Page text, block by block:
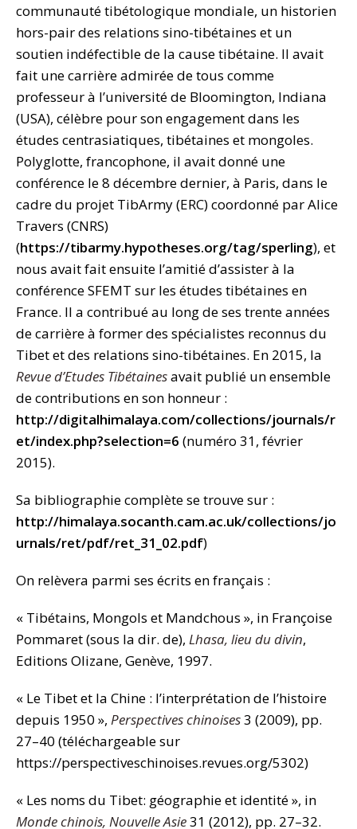
communauté tibétologique mondiale, un historien
hors-pair des relations sino-tibétaines et un
soutien indéfectible de la cause tibétaine. Il avait
fait une carrière admirée de tous comme
professeur à l’université de Bloomington, Indiana
(USA), célèbre pour son engagement dans les
études centrasiatiques, tibétaines et mongoles.
Polyglotte, francophone, il avait donné une
conférence le 8 décembre dernier, à Paris, dans le
cadre du projet TibArmy (ERC) coordonné par Alice
Travers (CNRS)
(https://tibarmy.hypotheses.org/tag/sperling), et
nous avait fait ensuite l’amitié d’assister à la
conférence SFEMT sur les études tibétaines en
France. Il a contribué au long de ses trente années
de carrière à former des spécialistes reconnus du
Tibet et des relations sino-tibétaines. En 2015, la
Revue d’Etudes Tibétainesavait publié un ensemble
de contributions en son honneur :
http://digitalhimalaya.com/collections/journals/r
et/index.php?selection=6 (numéro 31, février
2015).
Sa bibliographie complète se trouve sur :
http://himalaya.socanth.cam.ac.uk/collections/jo
urnals/ret/pdf/ret_31_02.pdf)
On relèvera parmi ses écrits en français :
« Tibétains, Mongols et Mandchous », in Françoise
Pommaret (sous la dir. de), Lhasa, lieu du divin,
Editions Olizane, Genève, 1997.
« Le Tibet et la Chine : l’interprétation de l’histoire
depuis 1950 », Perspectives chinoises3 (2009), pp.
27–40 (téléchargeable sur
https://perspectiveschinoises.revues.org/5302)
« Les noms du Tibet: géographie et identité », in
Monde chinois, Nouvelle Asie31 (2012), pp. 27–32.